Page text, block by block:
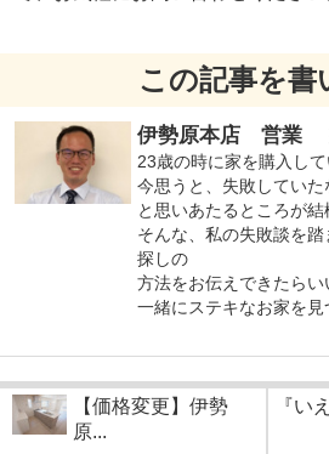
この記事を書
伊勢原本店 営業
23歳の時に家を購入して
今思うと、失敗していた
と思いあたるところが結
そんな、私の失敗談を
探しの
方法をお伝えできたらい
一緒にステキなお家を見
【価格変更】伊勢
原...
『い